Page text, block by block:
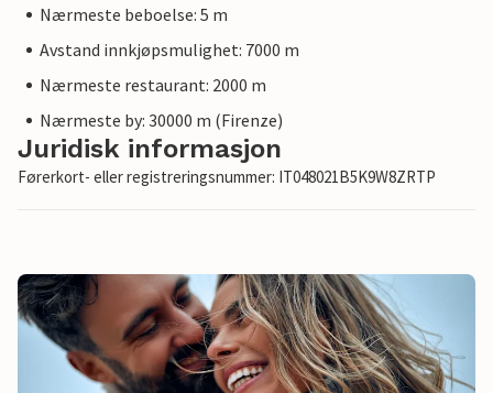
Nærmeste beboelse: 5 m
Avstand innkjøpsmulighet: 7000 m
Nærmeste restaurant: 2000 m
Nærmeste by: 30000 m (Firenze)
Juridisk informasjon
Førerkort- eller registreringsnummer: IT048021B5K9W8ZRTP